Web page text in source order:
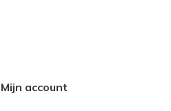
Mijn account